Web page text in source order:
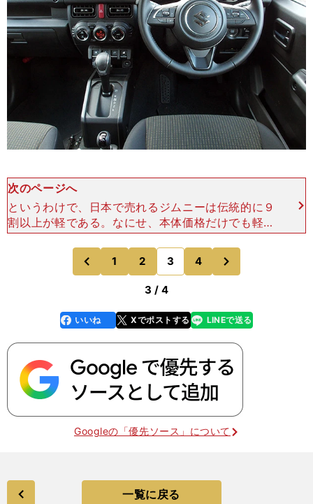
次のページへ
というわけで、日本で売れるジムニーは伝統的に９
割以上が軽である。なにせ、本体価格だけでも軽ジ
ムニーのほうが18万円近くも安く、購入時にかか
る諸経費が10万円前後もちがってくるケースもあ
る。また、買った
前
のページへ
1 2 3 4
のページへ
3 / 4
faceboo
k
いいね Xでポストする
line LINEで送る
Googleの「優先ソース」について
一覧に戻る